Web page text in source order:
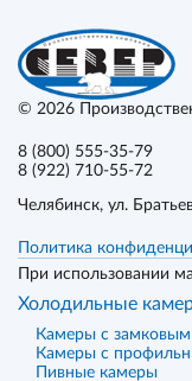
© 2026
8 (800) 555-35-79
8 (922) 710-55-72
Челябинск, ул.
Политика
При использовании
Холодильные
Камеры с
Камеры с
Пивные камеры